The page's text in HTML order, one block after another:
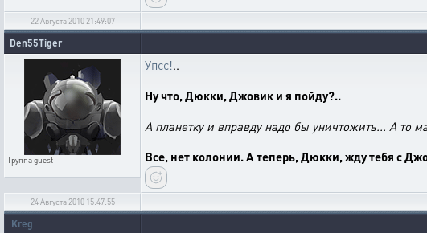
22 Августа 2010 21:49:07
Den55Tiger
Группаguest
Упсс!..
Ну что, Дюкки, Джовик и я пойду?..
А планетку и вправду надо бы уничтожить... А то
Все, нет колонии. А теперь, Дюкки, жду тебя с
24 Августа 2010 15:47:55
Kreg